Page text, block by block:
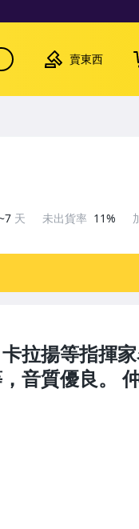
賣東西
拉揚等指揮
音質優良。
天 未出貨率 11%